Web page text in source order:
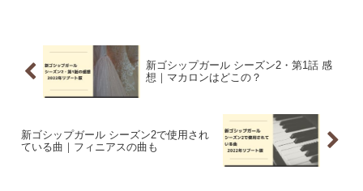
新ゴシップガール シーズン2・第1話 感
想｜マカロンはどこの？
新ゴシップガール シーズン2で使用され
ている曲｜フィニアスの曲も